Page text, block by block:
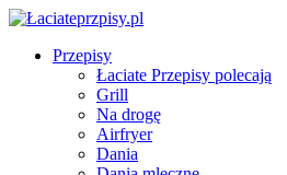
Przepisy
Łaciate Przepisy polecają
Grill
Na drogę
Airfryer
Dania